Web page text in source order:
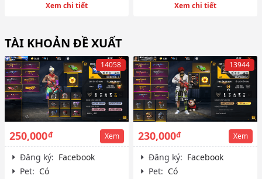
Xem chi tiết Xem chi tiết
TÀI KHOẢN ĐỀ XUẤT
14058
250,000đ Xem
Đăng ký: Facebook
Pet: Có
13944
230,000đ Xem
Đăng ký: Facebook
Pet: Có